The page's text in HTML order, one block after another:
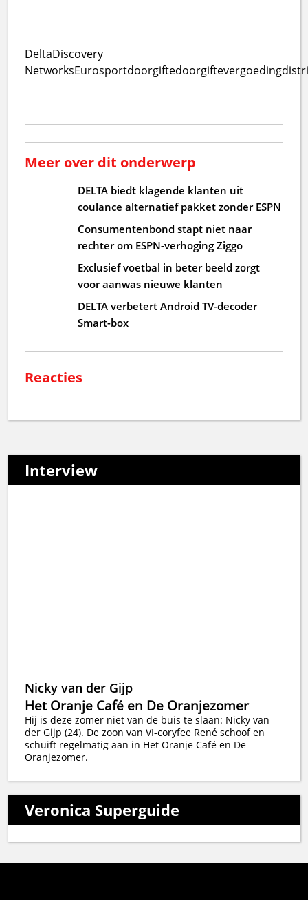
DeltaDiscovery
NetworksEurosportdoorgiftedoorgiftevergoeding
Meer over dit onderwerp
DELTA biedt klagende klanten uit
coulance alternatief pakket zonder ESPN
Consumentenbond stapt niet naar
rechter om ESPN-verhoging Ziggo
Exclusief voetbal in beter beeld zorgt
voor aanwas nieuwe klanten
DELTA verbetert Android TV-decoder
Smart-box
Reacties
Interview
Nicky van der Gijp
Het Oranje Café en De Oranjezomer
Hij is deze zomer niet van de buis te slaan: Nicky van
der Gijp (24). De zoon van VI-coryfee René schoof en
schuift regelmatig aan in Het Oranje Café en De
Oranjezomer.
Veronica Superguide